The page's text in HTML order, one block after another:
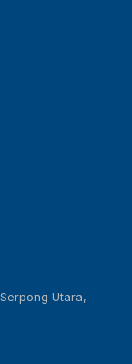
Utara,